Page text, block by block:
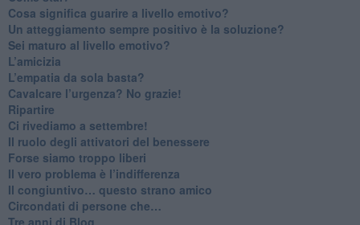
Cosa significa guarire a livello emotivo?
​Un atteggiamento sempre positivo è la soluzione?
​Sei maturo al livello emotivo?
​L’amicizia
​L’empatia da sola basta?
​Cavalcare l’urgenza? No grazie!
Ripartire
​Ci rivediamo a settembre!
​Il ruolo degli attivatori del benessere
​Forse siamo troppo liberi
​Il vero problema è l’indifferenza
​Il congiuntivo… questo strano amico
​Circondati di persone che…
​Tre anni di Blog